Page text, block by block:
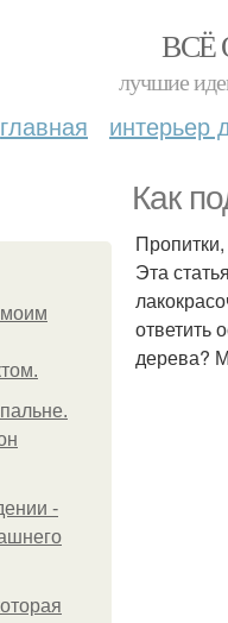
ВСЁ
лучшие
главная интерьер
Как
моим
-
Эта
ответить
дерева?